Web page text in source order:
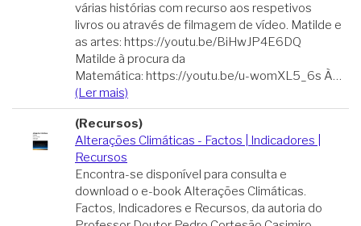
várias histórias com recurso aos respetivos
livros ou através de filmagem de vídeo. Matilde e
as artes: https://youtu.be/BiHwJP4E6DQ
Matilde à procura da
Matemática: https://youtu.be/u-womXL5_6s À…
(Ler mais)
(Recursos)
Alterações Climáticas - Factos | Indicadores |
Recursos
Encontra-se disponível para consulta e
download o e-book Alterações Climáticas.
Factos, Indicadores e Recursos, da autoria do